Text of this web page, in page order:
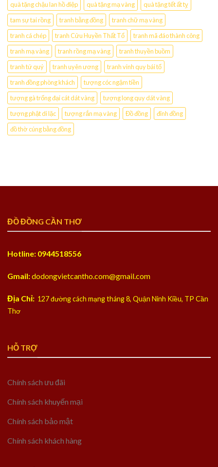
quà tặng chậu lan hồ điệp quà tặng mạ vàng
quà tặng tết ất tỵ
tam sự tai rồng
tranh bằng đồng
tranh chữ mạ vàng
tranh cá chép
tranh Cửu Huyền Thất Tổ
tranh mã đáo thành công
tranh mạ vàng
tranh rồng mạ vàng
tranh thuyền buồm
tranh tứ quý
tranh uyên ương
tranh vinh quy bái tổ
tranh đồng phòng khách
tượng cóc ngậm tiền
tượng gà trống đại cát dát vàng
tượng long quy dát vàng
tượng phật di lặc
tượng rắn mạ vàng Đồ đồng
đỉnh đồng
đồ thờ cúng bằng đồng
ĐỒ ĐỒNG CẦN THƠ
Hotline: 0944518556
Gmail:dodongvietcantho.com@gmail.com
Địa Chỉ: 127 đường cách mạng tháng 8, Quận Ninh Kiều, TP Cần
Thơ
HỖ TRỢ
Chính sách ưu đãi
Chính sách khuyến mại
Chính sách bảo mật
Chính sách khách hàng